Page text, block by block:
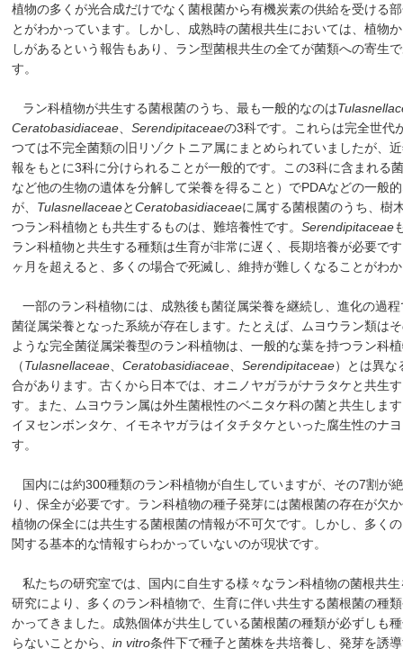
植物の多くが光合成だけでなく菌根菌から有機炭素の供給を受ける
とがわかっています。しかし、成熟時の菌根共生においては、植物
しがあるという報告もあり、ラン型菌根共生の全てが菌類への寄生
す。
ラン科植物が共生する菌根菌のうち、最も一般的なのは
Ceratobasidiaceae 、Serendipitaceaeの3科です。これらは完全世代
つては不完全菌類の旧リゾクトニア属にまとめられていましたが、
報をもとに3科に分けられることが一般的です。この3科に含まれる
など他の生物の遺体を分解して栄養を得ること）でPDAなどの一般
が、 TulasnellaceaeとCeratobasidiaceaeに属する菌根菌のうち、樹
つラン科植物とも共生するものは、難培養性です。Serendipitaceae
ラン科植物と共生する種類は生育が非常に遅く、長期培養が必要で
ヶ月を超えると、多くの場合で死滅し、維持が難しくなることがわ
一部のラン科植物には、成熟後も菌従属栄養を継続し、進化の過
菌従属栄養となった系統が存在します。たとえば、ムヨウラン類は
ような完全菌従属栄養型のラン科植物は、一般的な葉を持つラン科
（Tulasnellaceae 、Ceratobasidiaceae 、Serendipitaceae）とは異な
合があります。古くから日本では、オニノヤガラがナラタケと共生
す。また、ムヨウラン属は外生菌根性のベニタケ科の菌と共生しま
イヌセンボンタケ、イモネヤガラはイタチタケといった腐生性のナ
す。
国内には約300種類のラン科植物が自生していますが、その7割が
り、保全が必要です。ラン科植物の種子発芽には菌根菌の存在が欠
植物の保全には共生する菌根菌の情報が不可欠です。しかし、多く
関する基本的な情報すらわかっていないのが現状です。
私たちの研究室では、国内に自生する様々なラン科植物の菌根共
研究により、多くのラン科植物で、生育に伴い共生する菌根菌の種
かってきました。成熟個体が共生している菌根菌の種類が必ずしも
らないことから、in vitro条件下で種子と菌株を共培養し、発芽を誘